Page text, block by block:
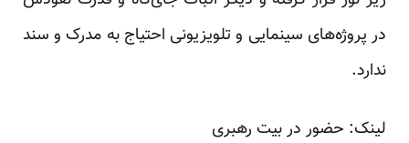
در پروژه‌های سینمایی و تلویزیونی احتیاج به مدرک و سند
ندارد.
لینک: حضور در بیت رهبری